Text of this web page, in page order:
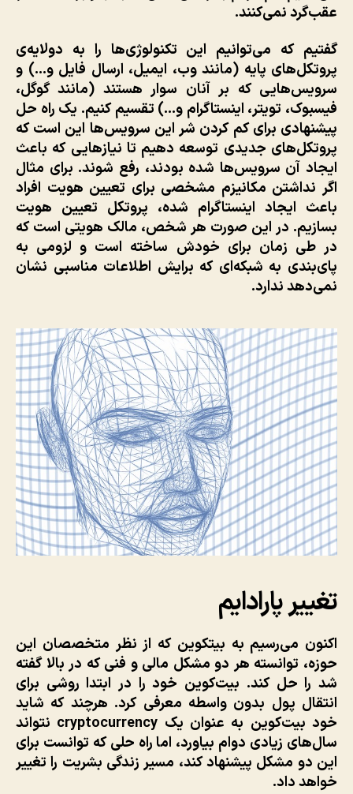
عقب‌گرد نمی‌کنند.
گفتیم که می‌توانیم این تکنولوژی‌ها را به دولایه‌ی
پروتکل‌های پایه (مانند وب، ایمیل، ارسال فایل و…) و
سرویس‌هایی که بر آنان سوار هستند (مانند گوگل،
فیسبوک، تویتر، اینستاگرام و…) تقسیم کنیم. یک راه حل
پیشنهادی برای کم کردن شر این سرویس‌ها این است که
پروتکل‌های جدیدی توسعه دهیم تا نیازهایی که باعث
ایجاد آن سرویس‌ها شده بودند، رفع شوند. برای مثال
اگر نداشتن مکانیزم مشخصی برای تعیین هویت افراد
باعث ایجاد اینستاگرام شده، پروتکل تعیین هویت
بسازیم. در این صورت هر شخص، مالک هویتی است که
در طی زمان برای خودش ساخته است و لزومی به
پای‌بندی به شبکه‌ای که برایش اطلاعات مناسبی نشان
نمی‌دهد ندارد.
تغییر پارادایم
اکنون می‌رسیم به بیتکوین که از نظر متخصصان این
حوزه، توانسته هر دو مشکل مالی و فنی که در بالا گفته
شد را حل کند. بیت‌کوین خود را در ابتدا روشی برای
انتقال پول بدون واسطه معرفی کرد. هرچند که شاید
خود بیت‌کوین به عنوان یک cryptocurrency نتواند
سال‌های زیادی دوام بیاورد، اما راه حلی که توانست برای
این دو مشکل پیشنهاد کند، مسیر زندگی بشریت را تغییر
خواهد داد.